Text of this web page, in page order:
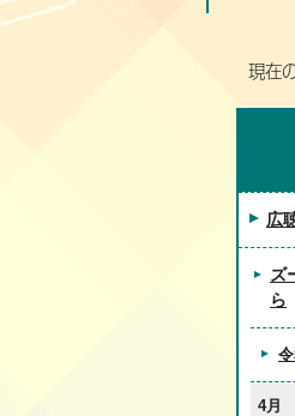
現在
広
ズ
ら
4月